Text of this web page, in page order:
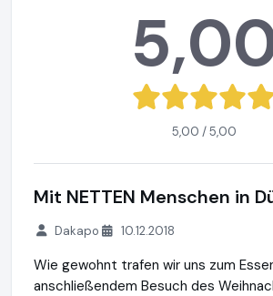
5,00 / 5,00
Mit NETTEN Menschen in
Dakapo 10.12.2018
Wie gewohnt trafen wir uns zum
anschließendem Besuch des